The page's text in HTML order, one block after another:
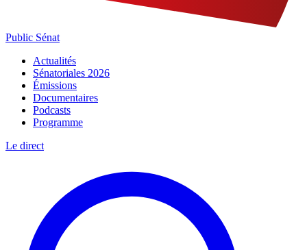
Public Sénat
Actualités
Sénatoriales 2026
Émissions
Documentaires
Podcasts
Programme
Le direct